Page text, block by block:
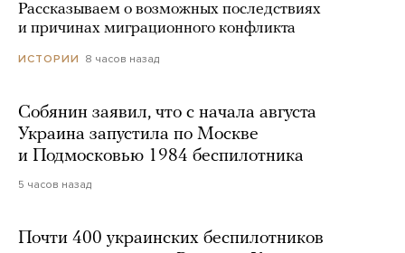
Рассказываем о возможных последствиях
и причинах миграционного конфликта
ИСТОРИИ 8 часов назад
Собянин заявил, что с начала августа
Украина запустила по Москве
и Подмосковью 1984 беспилотника
5 часов назад
Почти 400 украинских беспилотников